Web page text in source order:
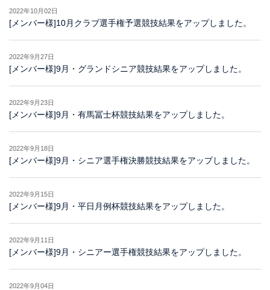
2022年10月02日
[メンバー様]10月クラブ選手権予選競技結果をアップしました。
2022年9月27日
[メンバー様]9月・グランドシニア競技結果をアップしました。
2022年9月23日
[メンバー様]9月・有馬冨士杯競技結果をアップしました。
2022年9月18日
[メンバー様]9月・シニア選手権決勝競技結果をアップしました。
2022年9月15日
[メンバー様]9月・平日月例杯競技結果をアップしました。
2022年9月11日
[メンバー様]9月・シニアー選手権競技結果をアップしました。
2022年9月04日